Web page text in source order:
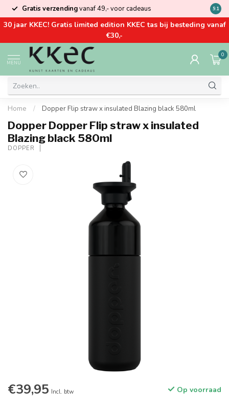
Gratis verzendingvanaf 49,- voor cadeaus Kom
9.1
30 jaar KKEC! Gratis limited edition KKEC tas bij besteding vanaf
€30,-
MENU
0
Home / Dopper Flip straw x insulated Blazing black 580ml
Dopper Dopper Flip straw x insulated
Blazing black 580ml
DOPPER
€39,95 Incl. btw Op voorraad